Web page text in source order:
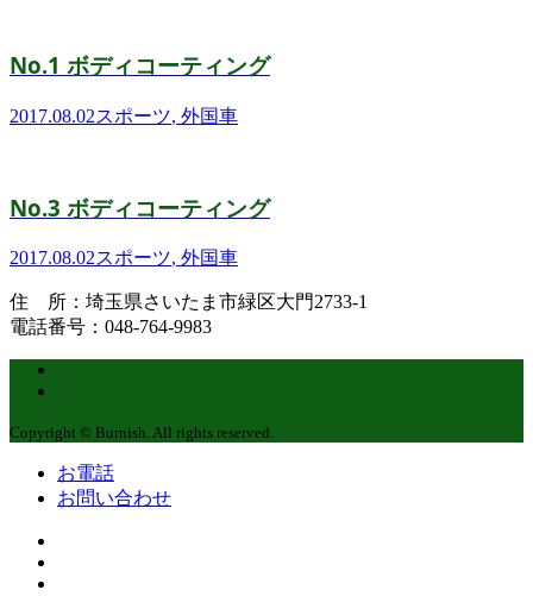
No.1 ボディコーティング
2017.08.02スポーツ, 外国車
No.3 ボディコーティング
2017.08.02スポーツ, 外国車
住 所：埼玉県さいたま市緑区大門2733-1
電話番号：048-764-9983
Copyright © Burnish. All rights reserved.
お電話
お問い合わせ